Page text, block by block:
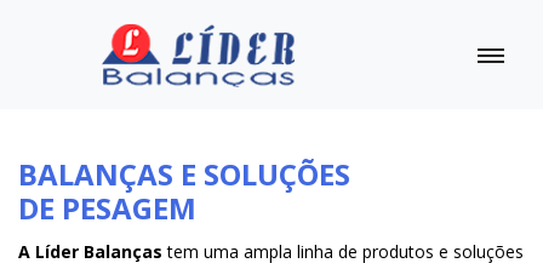
BALANÇAS E SOLUÇÕES
DE PESAGEM
A Líder Balanças tem uma ampla linha de produtos e soluções